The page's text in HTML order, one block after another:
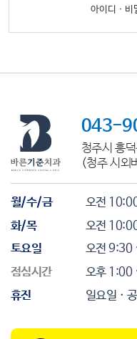
아이디ㆍ비
043-
청주시 흥
(청주 시외
월/수/금
오전
화/목
오전
토요일
오전 9:30
점심시간
오후 1:00
휴진
일요일 ·